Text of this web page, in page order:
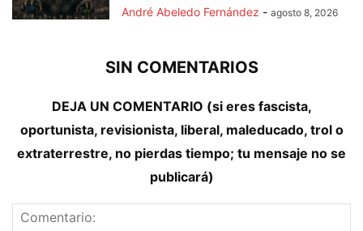
André Abeledo Fernández - agosto 8, 2026
SIN COMENTARIOS
DEJA UN COMENTARIO (si eres fascista,
oportunista, revisionista, liberal, maleducado, trol o
extraterrestre, no pierdas tiempo; tu mensaje no se
publicará)